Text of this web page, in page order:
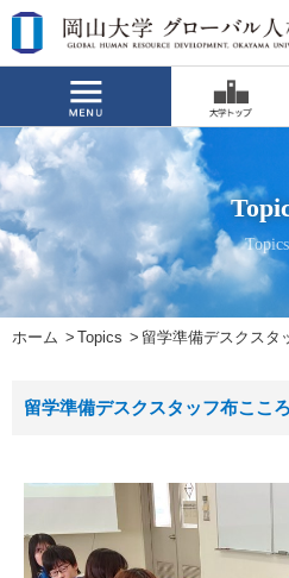
Topics
ホーム Topics 留学準備デスクスタ
留学準備デスクスタッフ布ここ